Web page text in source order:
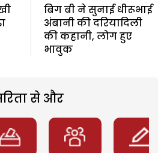
बिग बी ने सुनाई धीरूभाई
अंबानी की दरियादिली
की कहानी, लोग हुए
भावुक
से और